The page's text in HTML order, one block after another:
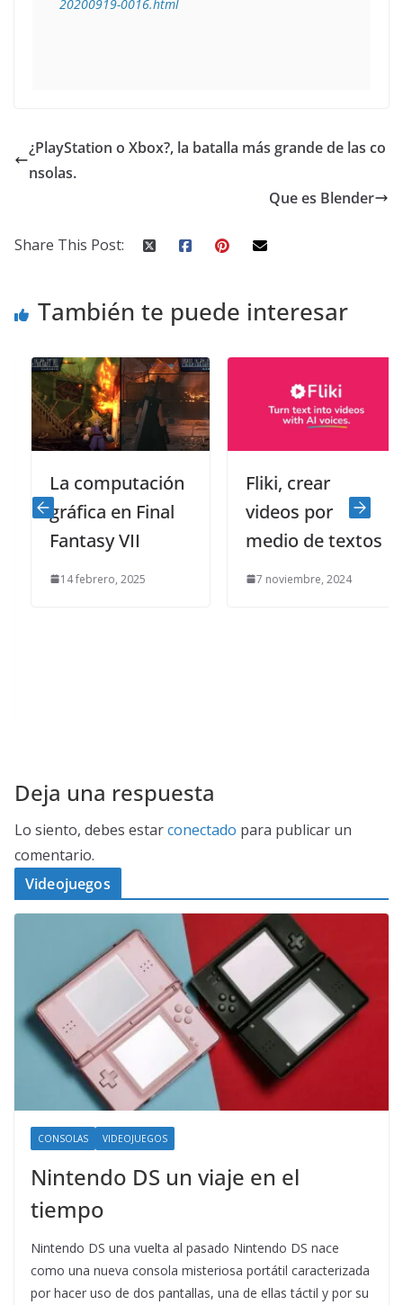
20200919-0016.html
¿PlayStation o Xbox?, la batalla más grande de las co
nsolas.
Que es Blender
Share This Post:
También te puede interesar
La computación
gráfica en Final
Fantasy VII
14 febrero, 2025
Fliki, crear
videos por
medio de textos
7 noviembre, 2024
Deja una respuesta
Lo siento, debes estarconectado para publicar un
comentario.
Videojuegos
CONSOLAS VIDEOJUEGOS
Nintendo DS un viaje en el
tiempo
Nintendo DS una vuelta al pasado Nintendo DS nace
como una nueva consola misteriosa portátil caracterizada
por hacer uso de dos pantallas, una de ellas táctil y por su